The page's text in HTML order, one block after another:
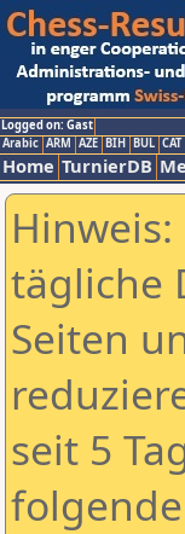
Logged on: Gast
Arabic ARM AZE BIH BUL CAT
Home TurnierDB
tägliche
Seiten
seit 5